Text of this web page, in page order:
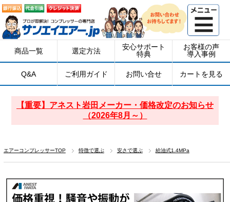
【重要】アネスト岩田メーカー・価格改定のお知らせ
（2026年8月～）
商品一覧 選定方法
安心サポート
特典
お客様の声
導入事例
Q&A ご利用ガイド お問い合せ カートを見る
エアーコンプレッサーTOP 特徴で選ぶ 安さで選ぶ 給油式1.4MPa